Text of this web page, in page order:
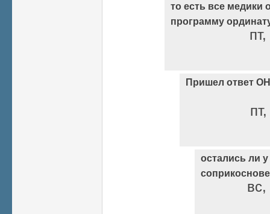
то есть все медики
программу
Пришел ответ
остались ли у